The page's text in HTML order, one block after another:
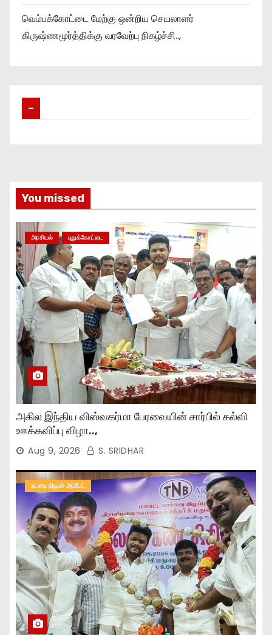
வெம்பக்கோட்டை மேற்கு ஒன்றிய செயலாளர்
கிருஷ்ணமூர்த்திக்கு வரவேற்பு நிகழ்ச்சி..,
–
You missed
அரசியல் புதுக்கோட்டை
அகில இந்திய விஸ்வகர்மா பேரவையின் சார்பில் கல்வி
ஊக்கவிப்பு விழா..,
Aug 9, 2026 S. SRIDHAR
உடனடி நியூஸ் அப்டேட்